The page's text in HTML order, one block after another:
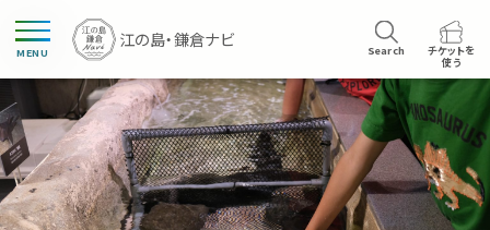
MENU Search
チケットを
使う